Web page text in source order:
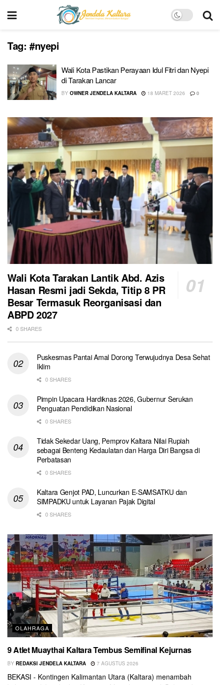
Tag: #nyepi
Wali Kota Pastikan Perayaan Idul Fitri dan Nyepi
di Tarakan Lancar
BY OWNER JENDELA KALTARA 18 MARET 2026 0
Wali Kota Tarakan Lantik Abd. Azis
Hasan Resmi jadi Sekda, Titip 8 PR
Besar Termasuk Reorganisasi dan
ABPD 2027
0 SHARES
Puskesmas Pantai Amal Dorong Terwujudnya Desa Sehat
Iklim
0 SHARES
Pimpin Upacara Hardiknas 2026, Gubernur Serukan
Penguatan Pendidikan Nasional
0 SHARES
Tidak Sekedar Uang, Pemprov Kaltara Nilai Rupiah
sebagai Benteng Kedaulatan dan Harga Diri Bangsa di
Perbatasan
0 SHARES
Kaltara Genjot PAD, Luncurkan E-SAMSATKU dan
SIMPADKU untuk Layanan Pajak Digital
0 SHARES
OLAHRAGA
9 Atlet Muaythai Kaltara Tembus Semifinal Kejurnas
BY REDAKSI JENDELA KALTARA 7 AGUSTUS 2026
BEKASI - Kontingen Kalimantan Utara (Kaltara) menambah